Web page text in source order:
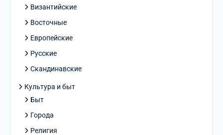
Византийские
Восточные
Европейские
Русские
Скандинавские
Культура и быт
Быт
Города
Религия